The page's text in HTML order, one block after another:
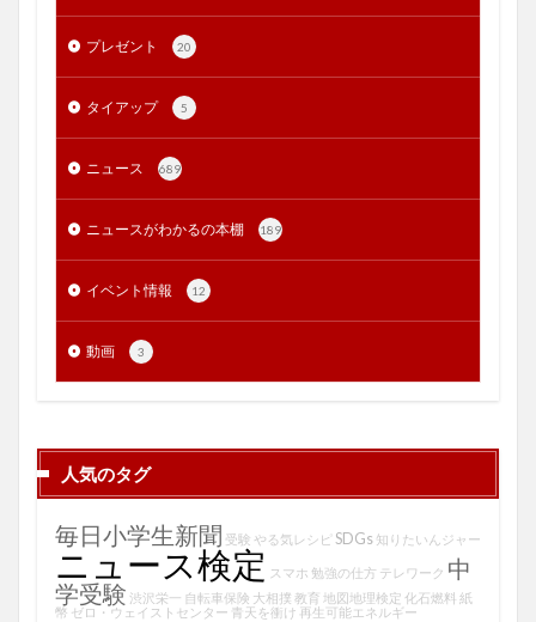
プレゼント 20
タイアップ 5
ニュース 689
ニュースがわかるの本棚 189
イベント情報 12
動画 3
人気のタグ
毎日小学生新聞 受験 やる気レシピ SDGs 知りたいんジャー
ニュース検定 スマホ 勉強の仕方 テレワーク 中
学受験 渋沢栄一 自転車保険 大相撲 教育 地図地理検定 化石燃料 紙
幣 ゼロ・ウェイストセンター 青天を衝け 再生可能エネルギー